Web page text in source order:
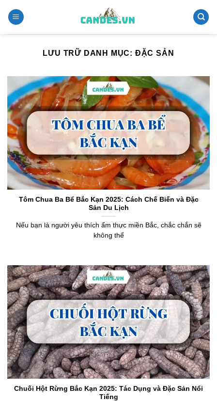
đến
LƯU TRỮ DANH MỤC: ĐẶC SẢN
Tôm Chua Ba Bể Bắc Kạn 2025: Cách Chế Biến và Đặc
Sản Du Lịch
Nếu bạn là người yêu thích ẩm thực miền Bắc, chắc chắn sẽ
không thể
Chuối Hột Rừng Bắc Kạn 2025: Tác Dụng và Đặc Sản Nổi
Tiếng